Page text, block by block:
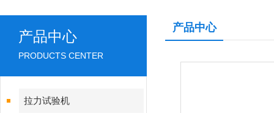
产品中心
PRODUCTS CENTER
拉力试验机
产品中心